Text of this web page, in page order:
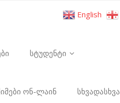
სტუდენტი
ონ-ლაინ სხვადასხვა
English